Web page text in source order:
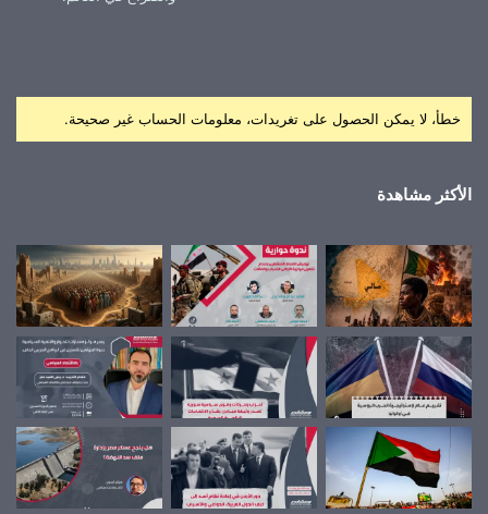
خطأ، لا يمكن الحصول على تغريدات، معلومات الحساب غير صحيحة.
الأكثر مشاهدة